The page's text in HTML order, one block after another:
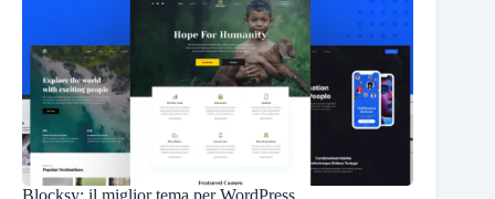
Blocksy: il miglior tema per WordPress